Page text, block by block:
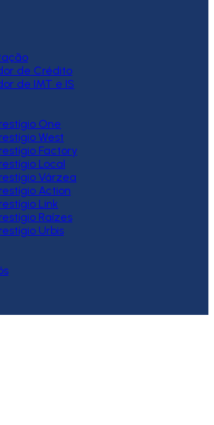
de Crédito
de IMT e IS
One
West
Factory
Local
Várzea
Action
Link
Raízes
Urbis